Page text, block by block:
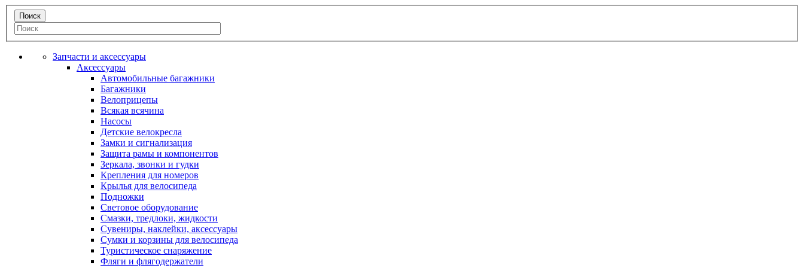
Запчасти и аксессуары
Аксессуары
Автомобильные багажники
Багажники
Велоприцепы
Всякая всячина
Насосы
Детские велокресла
Замки и сигнализация
Защита рамы и компонентов
Зеркала, звонки и гудки
Крепления для номеров
Крылья для велосипеда
Подножки
Световое оборудование
Смазки, тредлоки, жидкости
Сувениры, наклейки, аксессуары
Сумки и корзины для велосипеда
Туристическое снаряжение
Фляги и флягодержатели